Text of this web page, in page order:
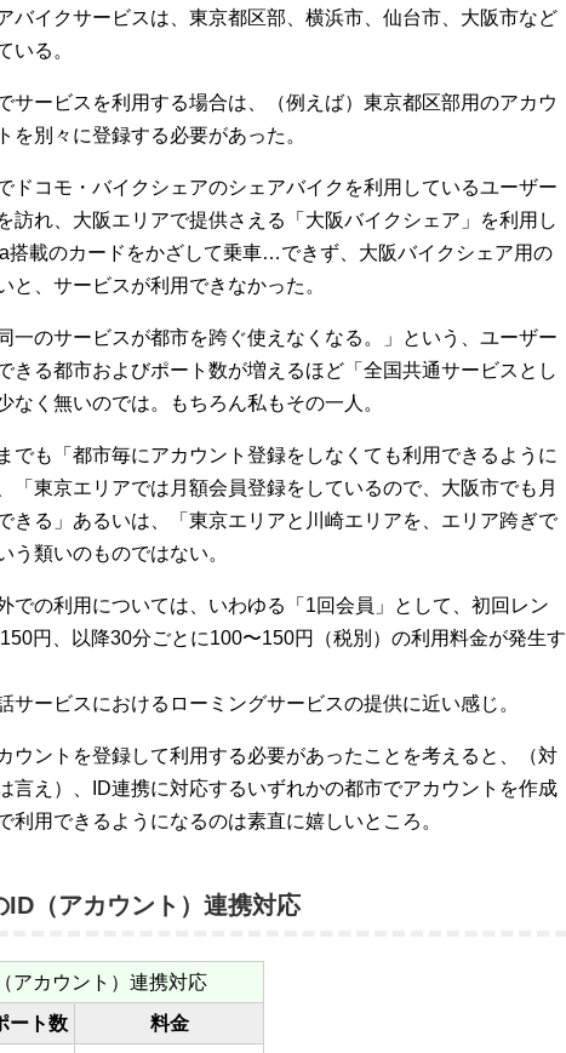
バイクサービスは、東京都区部、横浜市、仙台市、大阪市など
いる。
サービスを利用する場合は、（例えば）東京都区部用のアカウ
を別々に登録する必要があった。
ドコモ・バイクシェアのシェアバイクを利用しているユーザー
訪れ、大阪エリアで提供さえる「大阪バイクシェア」を利用し
搭載のカードをかざして乗車…できず、大阪バイクシェア用の
と、サービスが利用できなかった。
一のサービスが都市を跨ぐ使えなくなる。」という、ユーザー
きる都市およびポート数が増えるほど「全国共通サービスとし
く無いのでは。もちろん私もその一人。
でも「都市毎にアカウント登録をしなくても利用できるように
「東京エリアでは月額会員登録をしているので、大阪市でも月
きる」あるいは、「東京エリアと川崎エリアを、エリア跨ぎで
う類いのものではない。
での利用については、いわゆる「1回会員」として、初回レン
円、以降30分ごとに100〜150円（税別）の利用料金が発生す
ービスにおけるローミングサービスの提供に近い感じ。
ウントを登録して利用する必要があったことを考えると、（対
言え）、ID連携に対応するいずれかの都市でアカウントを作成
利用できるようになるのは素直に嬉しいところ。
ID（アカウント）連携対応
アカウント）連携対応
ート数 料金